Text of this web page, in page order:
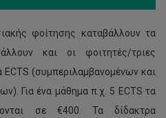
φοίτησης καταβάλλουν τα
και οι φοιτητές/τριες
ECTS (συμπεριλαμβανομένων και
Για ένα μάθημα π.χ. 5 ECTS τα
σε €400. Τα δίδακτρα